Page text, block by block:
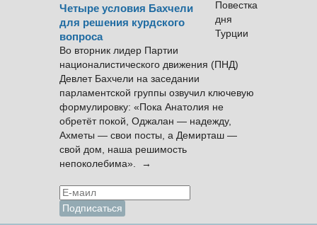
Четыре условия Бахчели
для решения курдского
вопроса
Во вторник лидер Партии
националистического движения (ПНД)
Девлет Бахчели на заседании
парламентской группы озвучил ключевую
формулировку: «Пока Анатолия не
обретёт покой, Оджалан — надежду,
Ахметы — свои посты, а Демирташ —
свой дом, наша решимость
непоколебима». →